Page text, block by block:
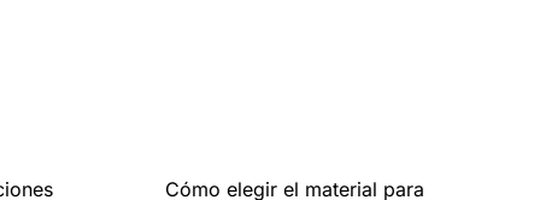
Cómo elegir el material para